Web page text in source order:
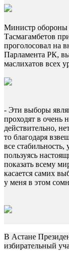
Министр обороны
Тасмагамбетов
проголосовал на
Парламента РК,
маслихатов всех
- Эти выборы
проходят в очень
действительно,
то благодаря
все
пользуясь
показать всему
касается самих
у меня в этом
В Астане
избирательный